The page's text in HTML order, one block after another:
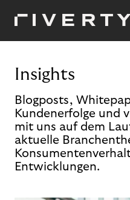
Insights
Blogposts,
Kundenerfolge und
mit uns auf dem
aktuelle
Entwicklungen.